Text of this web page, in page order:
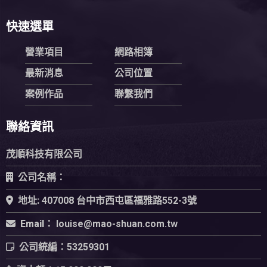
快速選單
營業項目
最新消息
案例作品
網路相簿
公司位置
聯繫我們
聯絡資訊
茂順科技有限公司
公司名稱：
地址: 407008 台中市西屯區福雅路552-3號
Email：
公司統編： 53259301